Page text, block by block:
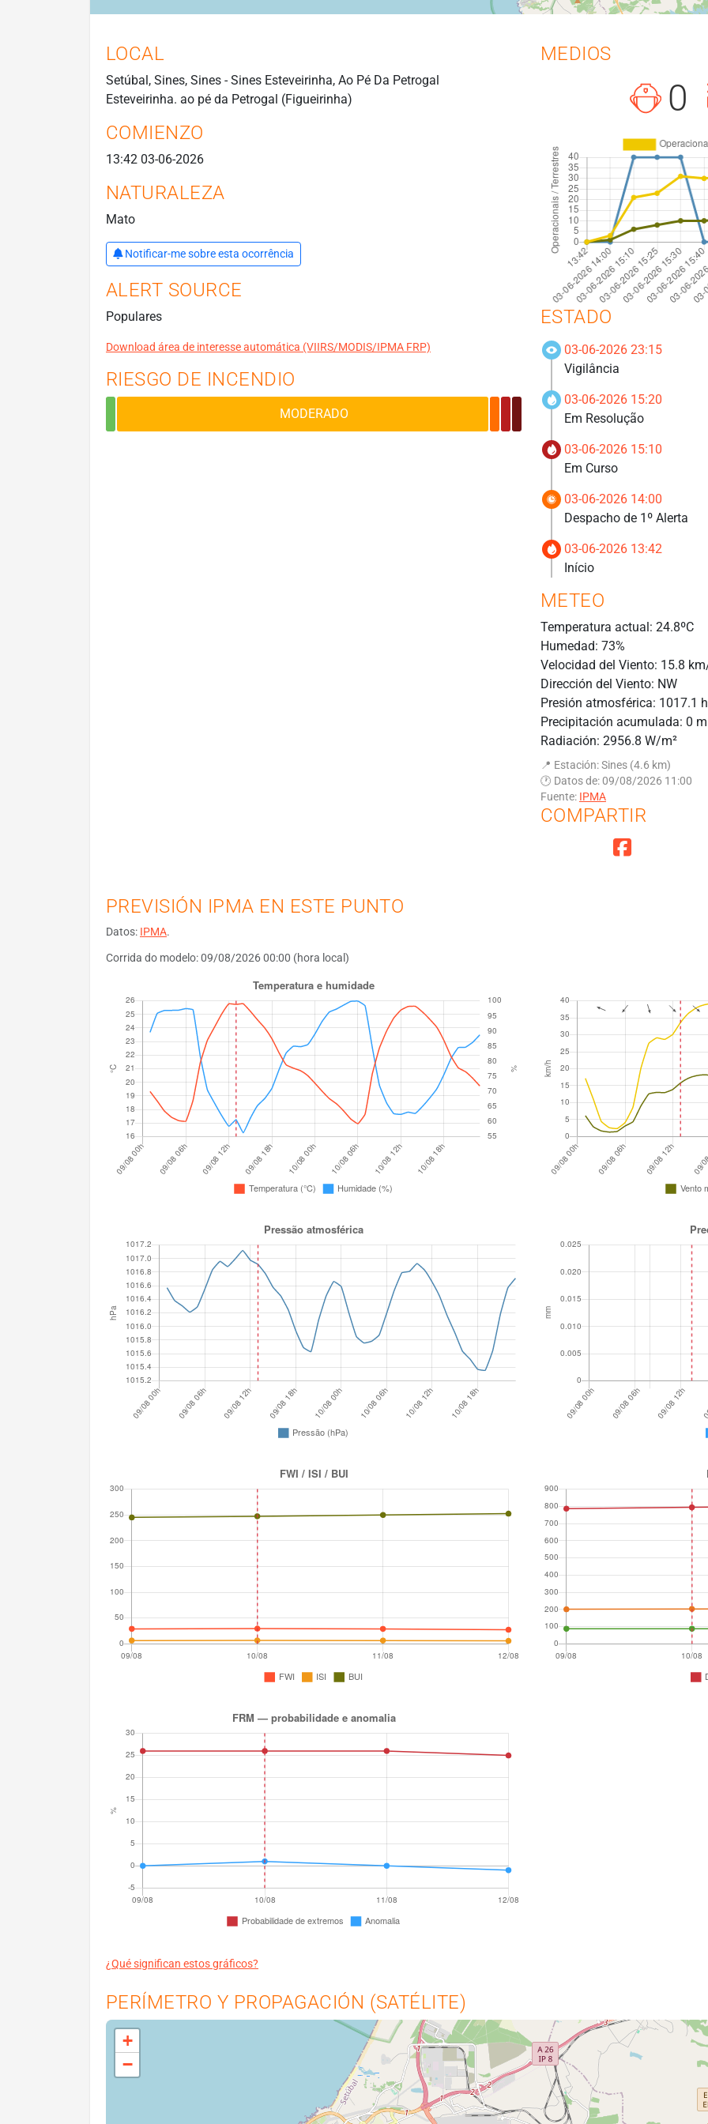
LOCAL
Setúbal, Sines, Sines - Sines Esteveirinha, Ao Pé Da Petrogal
Esteveirinha. ao pé da Petrogal (Figueirinha)
COMIENZO
13:42 03-06-2026
NATURALEZA
Mato
Notificar-me sobre esta ocorrência
ALERT SOURCE
Populares
Download área de interesse automática (VIIRS/MODIS/IPMA FRP)
RIESGO DE INCENDIO
MEDIOS
0
ESTADO
03-06-2026 23:15
Vigilância
03-06-2026 15:20
Em Resolução
03-06-2026 15:10
Em Curso
03-06-2026 14:00
Despacho de 1º Alerta
03-06-2026 13:42
Início
METEO
Temperatura actual: 24.8ºC
Humedad: 73%
Velocidad del Viento: 15.8
Dirección del Viento: NW
Presión atmosférica: 1017.1
Precipitación acumulada: 0
Radiación: 2956.8 W/m²
📍 Estación: Sines (4.6 km)
🕐 Datos de: 09/08/2026 11:00
Fuente: IPMA
COMPARTIR
PREVISIÓN IPMA EN ESTE PUNTO
Datos: IPMA.
Corrida do modelo: 09/08/2026 00:00 (hora local)
¿Qué significan estos gráficos?
PERÍMETRO Y PROPAGACIÓN (SATÉLITE)
+
−